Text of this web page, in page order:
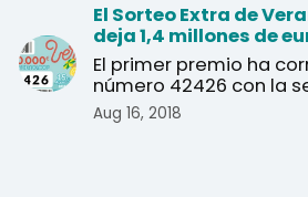
El Sorteo Extra de
deja 1,4 millones de
El primer premio ha
número 42426 con la
dotación de 20 millo ...
Aug 16, 2018